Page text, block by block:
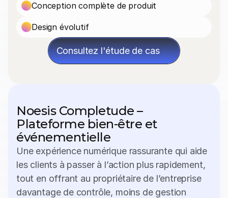
Conception complète de produit
Design évolutif
Consultez l'étude de cas
Noesis Completude –
Plateforme bien-être et
événementielle
Une expérience numérique rassurante qui aide
les clients à passer à l’action plus rapidement,
tout en offrant au propriétaire de l’entreprise
davantage de contrôle, moins de gestion